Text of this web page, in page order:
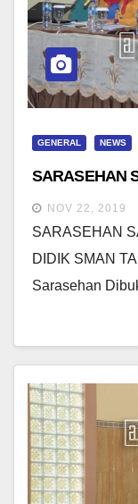
GENERAL NEWS
SARASEHAN
NOV 22, 2019
SARASEHAN
DIDIK SMAN
Sarasehan